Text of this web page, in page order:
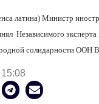
латина) Министр
Независимого
солидарности